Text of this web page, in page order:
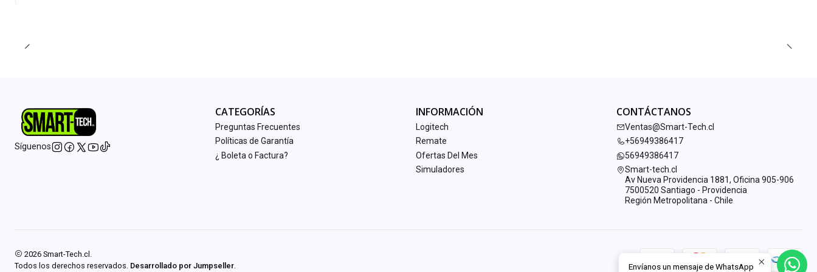
Síguenos
CATEGORÍAS
Preguntas Frecuentes
Políticas de Garantía
¿ Boleta o Factura?
INFORMACIÓN
Logitech
Remate
Ofertas Del Mes
Simuladores
CONTÁCTANOS
Ventas@Smart-Tech.cl
+56949386417
56949386417
Smart-tech.cl
Av Nueva Providencia 1881, Oficina 905-906
7500520 Santiago - Providencia
Región Metropolitana - Chile
2026 Smart-Tech.cl.
Todos los derechos reservados. Desarrollado por Jumpseller. Envíanos un mensaje de WhatsApp